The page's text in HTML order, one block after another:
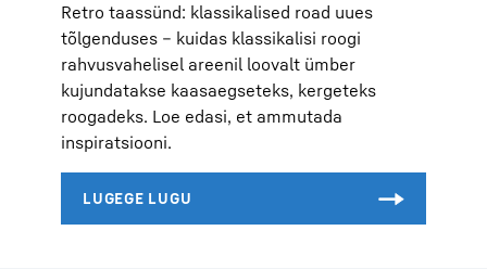
Retro taassünd: klassikalised road uues
tõlgenduses – kuidas klassikalisi roogi
rahvusvahelisel areenil loovalt ümber
kujundatakse kaasaegseteks, kergeteks
roogadeks. Loe edasi, et ammutada
inspiratsiooni.